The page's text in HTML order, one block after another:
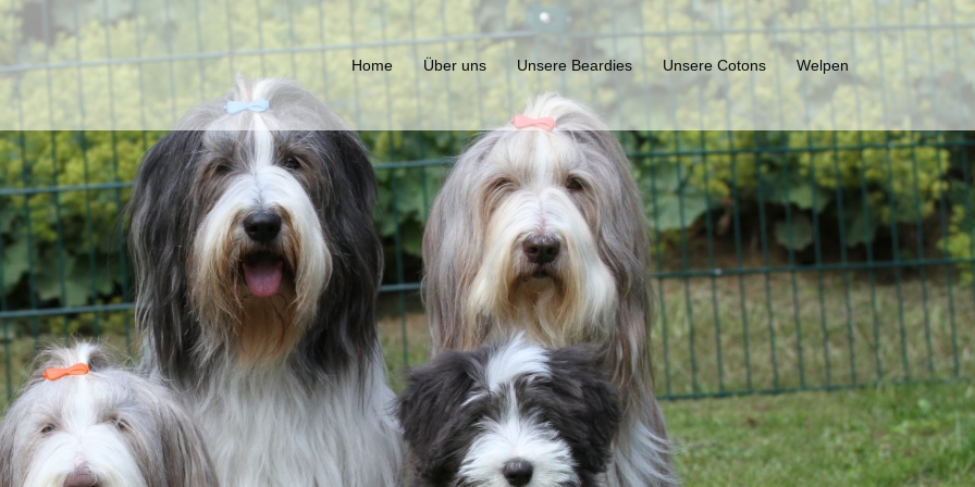
Home Über uns Unsere Beardies Unsere Cotons Welpen